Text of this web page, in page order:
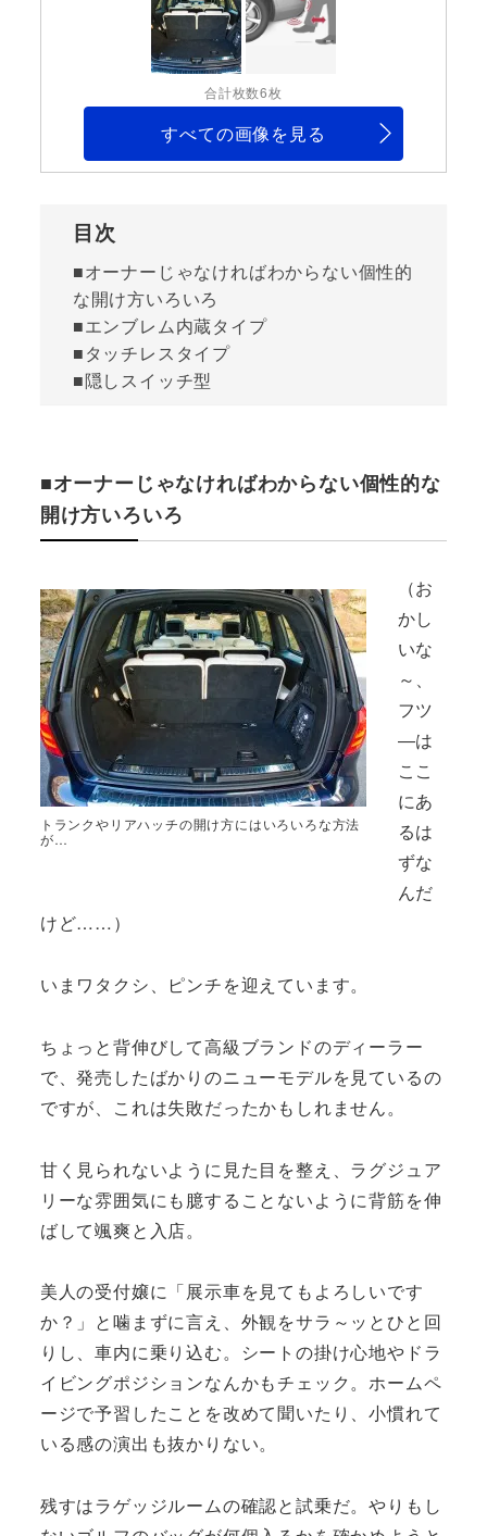
合計枚数6枚
すべての画像を見る
目次
■オーナーじゃなければわからない個性的
な開け方いろいろ
■エンブレム内蔵タイプ
■タッチレスタイプ
■隠しスイッチ型
■オーナーじゃなければわからない個性的な
開け方いろいろ
トランクやリアハッチの開け方にはいろいろな方法
が…
（お
かし
いな
～、
フツ
―は
ここ
にあ
るは
ずな
んだ
けど……）
いまワタクシ、ピンチを迎えています。
ちょっと背伸びして高級ブランドのディーラー
で、発売したばかりのニューモデルを見ているの
ですが、これは失敗だったかもしれません。
甘く見られないように見た目を整え、ラグジュア
リーな雰囲気にも臆することないように背筋を伸
ばして颯爽と入店。
美人の受付嬢に「展示車を見てもよろしいです
か？」と噛まずに言え、外観をサラ～ッとひと回
りし、車内に乗り込む。シートの掛け心地やドラ
イビングポジションなんかもチェック。ホームペ
ージで予習したことを改めて聞いたり、小慣れて
いる感の演出も抜かりない。
残すはラゲッジルームの確認と試乗だ。やりもし